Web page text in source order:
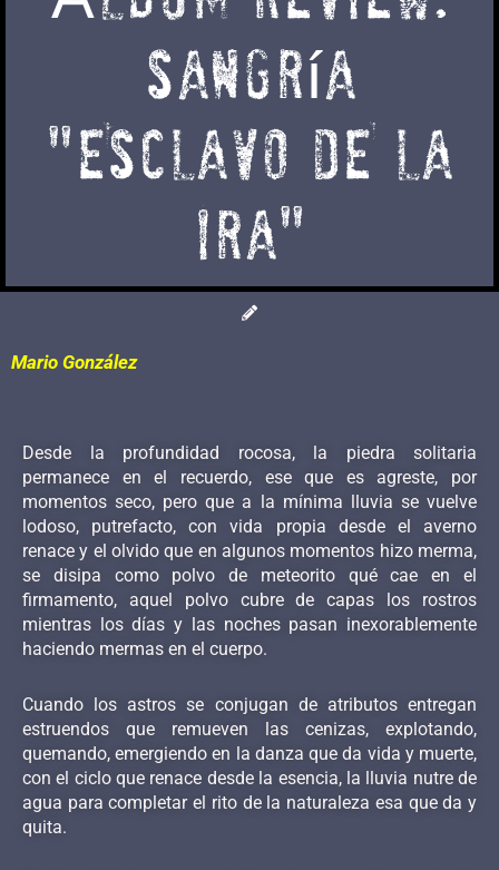
sangría
"ESCLAVO DE LA
IRA"
Mario González
Desde la profundidad rocosa, la piedra solitaria
permanece en el recuerdo, ese que es agreste, por
momentos seco, pero que a la mínima lluvia se vuelve
lodoso, putrefacto, con vida propia desde el averno
renace y el olvido que en algunos momentos hizo merma,
se disipa como polvo de meteorito qué cae en el
firmamento, aquel polvo cubre de capas los rostros
mientras los días y las noches pasan inexorablemente
haciendo mermas en el cuerpo.
Cuando los astros se conjugan de atributos entregan
estruendos que remueven las cenizas, explotando,
quemando, emergiendo en la danza que da vida y muerte,
con el ciclo que renace desde la esencia, la lluvia nutre de
agua para completar el rito de la naturaleza esa que da y
quita.